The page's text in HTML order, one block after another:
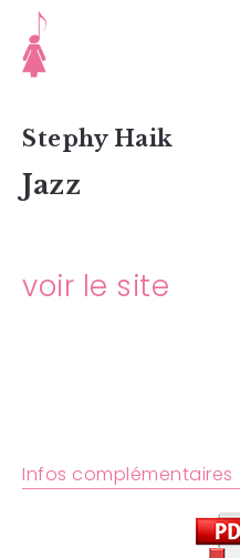
Stephy Haik
Jazz
voir le site
Infos complémentaires